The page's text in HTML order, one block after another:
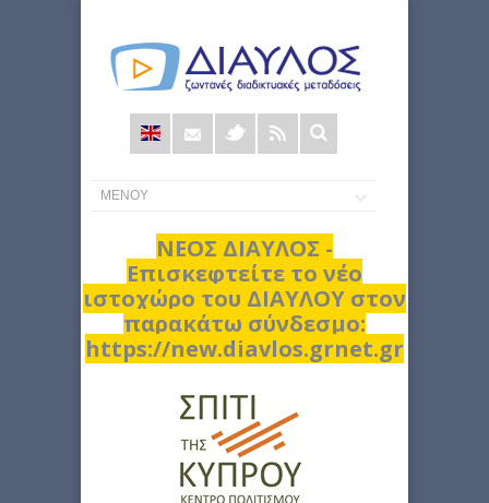
Φόρμα
αναζήτησης
ΝΕΟΣ ΔΙΑΥΛΟΣ -
Επισκεφτείτε το νέο
ιστοχώρο του ΔΙΑΥΛΟΥ στον
παρακάτω σύνδεσμο:
https://new.diavlos.grnet.gr